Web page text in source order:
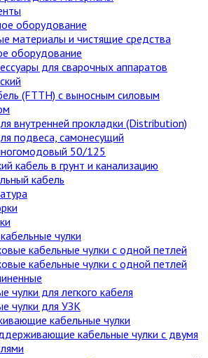
оборудование
материалы и чистящие средства
оборудование
для сварочных аппаратов
(FTTH) с выносным силовым
внутренней прокладки (Distribution)
подвеса, самонесущий
50/125
кабель в грунт и канализацию
кабель
чулки
кабельные чулки с одной петлей
кабельные чулки с одной петлей
чулки для легкого кабеля
чулки для УЗК
кабельные чулки
кабельные чулки с двумя